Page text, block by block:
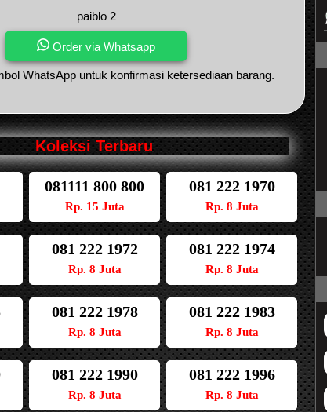
paiblo 2
Order via Whatsapp
WhatsApp untuk konfirmasi ketersediaan barang.
Koleksi Terbaru
081111 800 800
Rp. 15 Juta
081 222 1970
Rp. 8 Juta
081 222 1972
Rp. 8 Juta
081 222 1974
Rp. 8 Juta
081 222 1978
Rp. 8 Juta
081 222 1983
Rp. 8 Juta
081 222 1990
Rp. 8 Juta
081 222 1996
Rp. 8 Juta